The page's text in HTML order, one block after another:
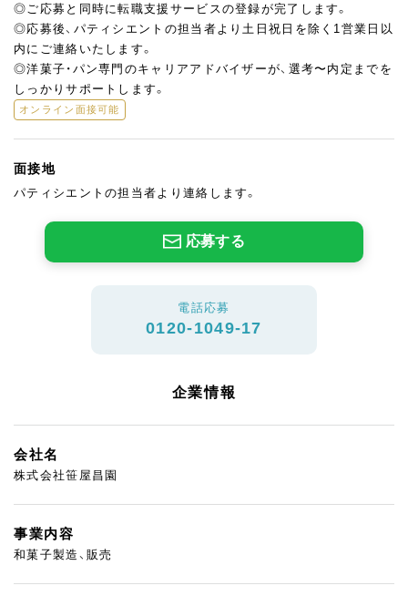
◎ご応募と同時に転職支援サービスの登録が完了します。
◎応募後、パティシエントの担当者より土日祝日を除く1営業日以
内にご連絡いたします。
◎洋菓子・パン専門のキャリアアドバイザーが、選考〜内定までを
しっかりサポートします。
オンライン面接可能
面接地
パティシエントの担当者より連絡します。
応募する
電話応募
0120-1049-17
企業情報
会社名
株式会社笹屋昌園
事業内容
和菓子製造、販売